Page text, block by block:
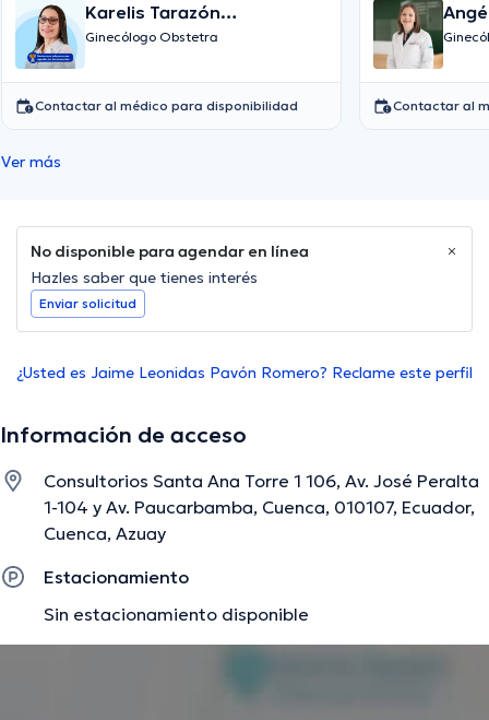
Karelis Tarazón
Montenegro
Ginecólogo Obstetra
Contactar al médico para disponibilidad Contactar al
Ver más
No disponible para agendar en línea
Hazles saber que tienes interés
Enviar solicitud
¿Usted es Jaime Leonidas Pavón Romero? Reclame este perfil
Información de acceso
Consultorios Santa Ana Torre 1 106, Av. José Peralta
1-104 y Av. Paucarbamba, Cuenca, 010107, Ecuador,
Cuenca, Azuay
Estacionamiento
Sin estacionamiento disponible